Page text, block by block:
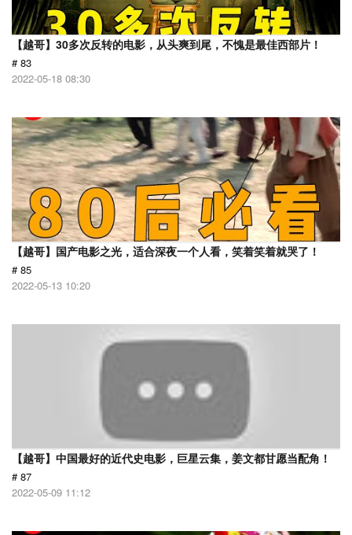
【越哥】30多次反转的电影，从头爽到尾，不愧是最佳西部片！
# 83
2022-05-18 08:30
【越哥】国产电影之光，适合深夜一个人看，笑着笑着就哭了！
# 85
2022-05-13 10:20
【越哥】中国最好的近代史电影，巨星云集，姜文都甘愿当配角！
# 87
2022-05-09 11:12